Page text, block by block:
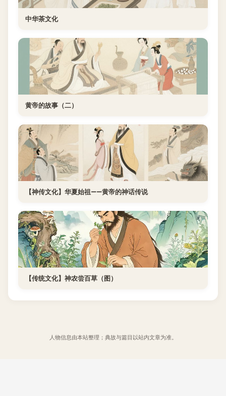
中华茶文化
黄帝的故事（二）
【神传文化】华夏始祖——黄帝的神话传说
【传统文化】神农尝百草（图）
人物信息由本站整理；典故与篇目以站内文章为准。